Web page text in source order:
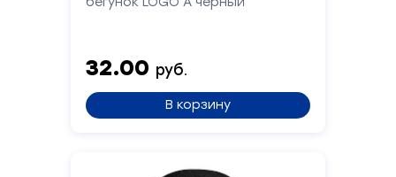
32.00 руб.
В корзину
Заполните
перезвоним